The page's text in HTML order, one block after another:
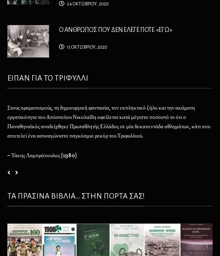
24 ΟΚΤΩΒΡΙΟΥ, 2020
Ο ΑΝΘΡΩΠΟΣ ΠΟΥ ΔΕΝ ΕΛΕΓΕ ΠΟΤΕ «ΕΓΩ»
15 ΟΚΤΩΒΡΙΟΥ, 2020
ΕΙΠΑΝ ΓΙΑ ΤΟ ΤΡΙΦΥΛΛΙ
Στους οραματισμούς, τη δημιουργική φαντασία, τον εκπληκτικό ζήλο και την ακάματη
εργατικότητα του Απόστολου Νικολαΐδη οφείλεται κατά μέγιστο ποσοστό το ότι ο
Παναθηναϊκός αναδείχθηκε Πρωταθλητής Ελλάδος σε μία δεκαπεντάδα αθλημάτων, κάτι που
αποτελεί ένα ασυναγώνιστο παγκόσμιο ρεκόρ του Τριφυλλιού.
– Τάκης Λαμπρόπουλος (1980)
ΤΑ ΠΡΑΣΙΝΑ ΒΙΒΛΙΑ... ΣΤΗΝ ΠΟΡΤΑ ΣΑΣ!